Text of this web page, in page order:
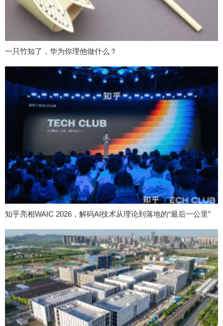
一只竹知了，华为你理他做什么？
知乎亮相WAIC 2026，解码AI技术从理论到落地的“最后一公里”